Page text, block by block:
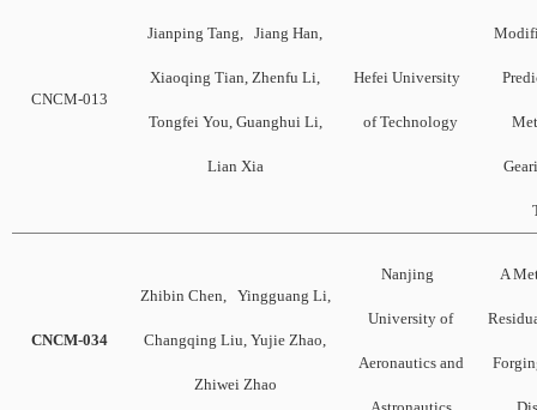
CNCM-013
Jianping Tang, Jiang Han,
Xiaoqing Tian, Zhenfu Li,
Tongfei You, Guanghui Li,
Lian Xia
Hefei University
of Technology
CNCM-034
Zhibin Chen, Yingguang Li,
Changqing Liu, Yujie Zhao,
Zhiwei Zhao
Nanjing
University of
Aeronautics and
Astronautics
A